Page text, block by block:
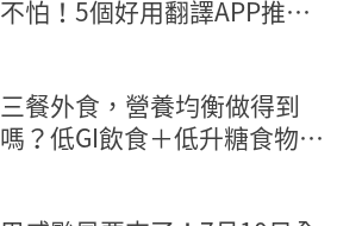
不怕！5個好用翻譯APP推
三餐外食，營養均衡做得到
嗎？低GI飲食＋低升糖食物，